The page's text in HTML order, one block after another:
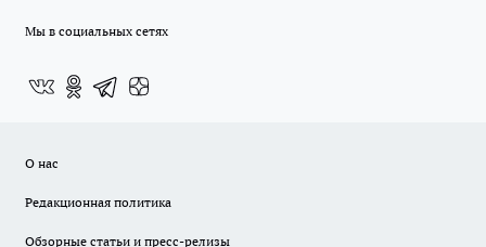
Мы в социальных сетях
О нас
Редакционная политика
Обзорные статьи и пресс-релизы